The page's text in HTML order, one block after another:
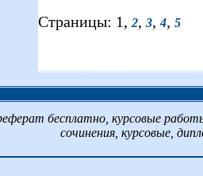
Страницы: 1, 2, 3,4, 5
бесплатно, курсовые
сочинения, курсовые,